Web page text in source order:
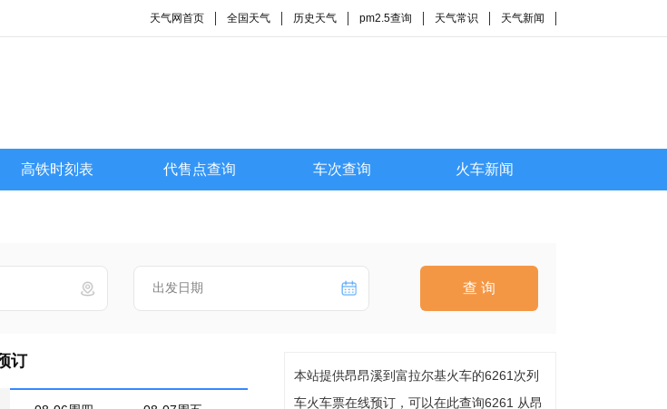
天气网首页 全国天气 历史天气 pm2.5查询 天气常识 天气新闻
高铁时刻表 代售点查询 车次查询 火车新闻
出发日期 查 询
订
本站提供昂昂溪到富拉尔基火车的6261次列
车火车票在线预订，可以在此查询6261 从昂